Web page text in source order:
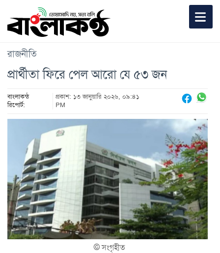
রাজনীতি
প্রার্থীতা ফিরে পেল আরো যে ৫৩ জন
বাংলাকন্ঠ
রিপোর্ট:
প্রকাশ: ১৩ জানুয়ারি ২০২৬, ০৯:৪১
PM
©সংগৃহীত